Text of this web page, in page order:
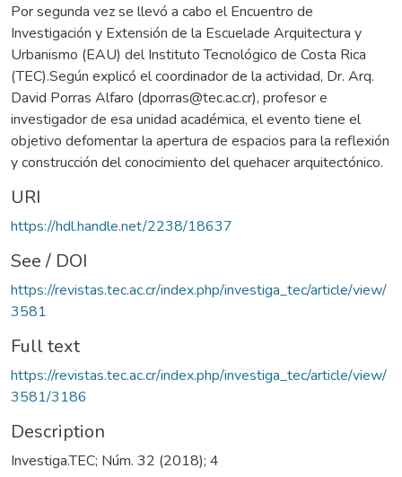
Por segunda vez se llevó a cabo el Encuentro de
Investigación y Extensión de la Escuelade Arquitectura y
Urbanismo (EAU) del Instituto Tecnológico de Costa Rica
(TEC).Según explicó el coordinador de la actividad, Dr. Arq.
David Porras Alfaro (dporras@tec.ac.cr), profesor e
investigador de esa unidad académica, el evento tiene el
objetivo defomentar la apertura de espacios para la reflexión
y construcción del conocimiento del quehacer arquitectónico.
URI
https://hdl.handle.net/2238/18637
See / DOI
https://revistas.tec.ac.cr/index.php/investiga_tec/article/view/
3581
Full text
https://revistas.tec.ac.cr/index.php/investiga_tec/article/view/
3581/3186
Description
Investiga.TEC; Núm. 32 (2018); 4